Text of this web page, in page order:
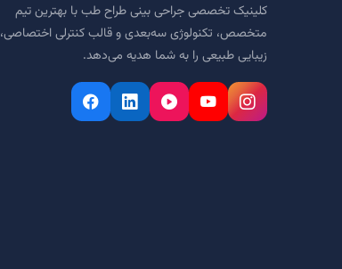
کلینیک تخصصی جراحی بینی طراح طب با بهترین تیم
متخصص، تکنولوژی سه‌بعدی و قالب کنترلی اختصاصی،
زیبایی طبیعی را به شما هدیه می‌دهد.